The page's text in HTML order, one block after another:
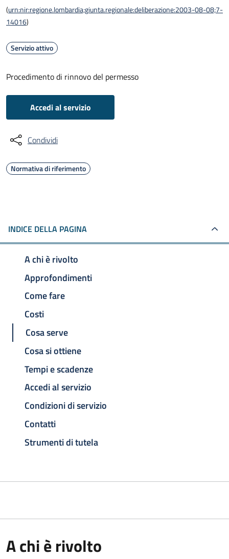
(urn:nir:regione.lombardia;giunta.regionale:deliberazione:2003-08-08;7-
14016)
Servizio attivo
Procedimento di rinnovo del permesso
Accedi al servizio
Condividi
Normativa di riferimento
INDICE DELLA PAGINA
A chi è rivolto
Approfondimenti
Come fare
Costi
Cosa serve
Cosa si ottiene
Tempi e scadenze
Accedi al servizio
Condizioni di servizio
Contatti
Strumenti di tutela
A chi è rivolto